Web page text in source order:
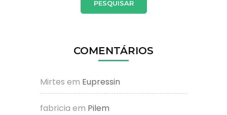
COMENTÁRIOS
Mirtes em Eupressin
fabricia em Pilem